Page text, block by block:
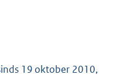
19 oktober 2010,